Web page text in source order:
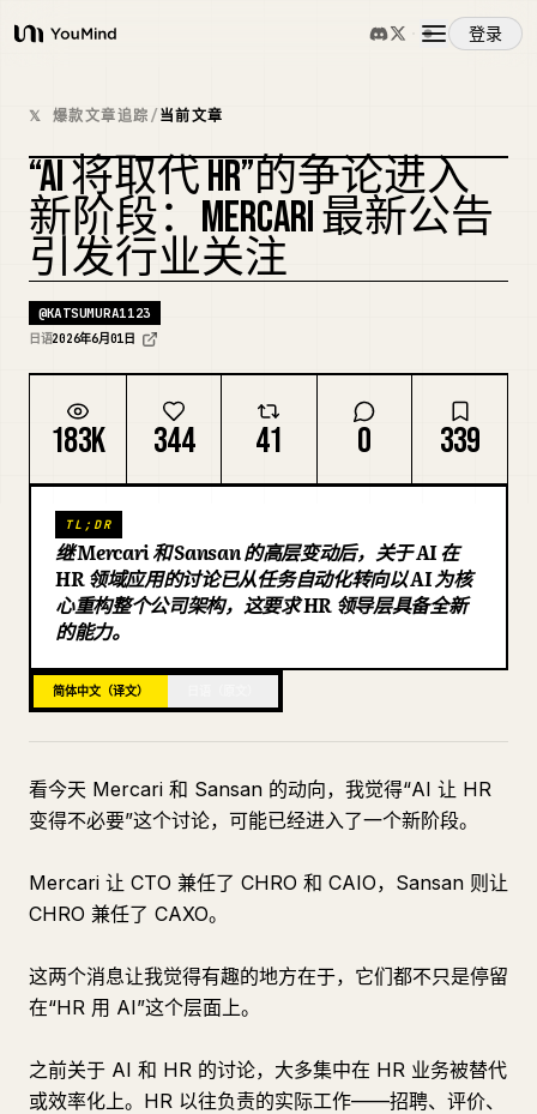
YouMind
登录
概览
使用案例
技能
提示词
下载
博客
𝕏 爆款文章追踪/当前文章
“AI 将取代 HR”的争论进入
新阶段：MERCARI 最新公告
引发行业关注
@KATSUMURA1123
日语2026年6月01日
183K 344 41 0 339
TL;DR
继 Mercari 和 Sansan 的高层变动后，关于 AI 在
HR 领域应用的讨论已从任务自动化转向以 AI 为核
心重构整个公司架构，这要求 HR 领导层具备全新
的能力。
简体中文（译文）
看今天 Mercari 和 Sansan 的动向，我觉得“AI 让 HR
变得不必要”这个讨论，可能已经进入了一个新阶段。
Mercari 让 CTO 兼任了 CHRO 和 CAIO，Sansan 则让
CHRO 兼任了 CAXO。
这两个消息让我觉得有趣的地方在于，它们都不只是停留
在“HR 用 AI”这个层面上。
之前关于 AI 和 HR 的讨论，大多集中在 HR 业务被替代
或效率化上。HR 以往负责的实际工作——招聘、评价、